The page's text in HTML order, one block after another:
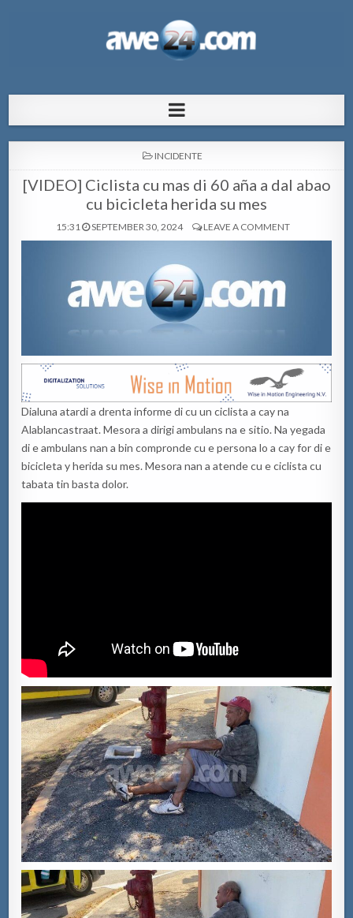
pa Aruba
POSTED
INCIDENTE
[VIDEO] Ciclista cu mas di 60 aña a dal abao
cu bicicleta herida su mes
15:31 SEPTEMBER 30, 2024 LEAVE A COMMENT
Dialuna atardi a drenta informe di cu un ciclista a cay na
Alablancastraat. Mesora a dirigi ambulans na e sitio. Na yegada
di e ambulans nan a bin compronde cu e persona lo a cay for di e
bicicleta y herida su mes. Mesora nan a atende cu e ciclista cu
tabata tin basta dolor.